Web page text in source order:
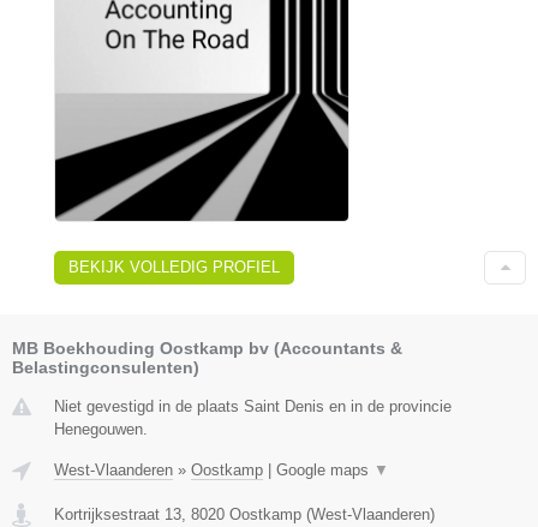
BEKIJK VOLLEDIG PROFIEL
MB Boekhouding Oostkamp bv (Accountants &
Belastingconsulenten)
Niet gevestigd in de plaats Saint Denis en in de provincie
Henegouwen.
West-Vlaanderen » Oostkamp Google maps ▼
Kortrijksestraat 13 8020 Oostkamp (West-Vlaanderen)